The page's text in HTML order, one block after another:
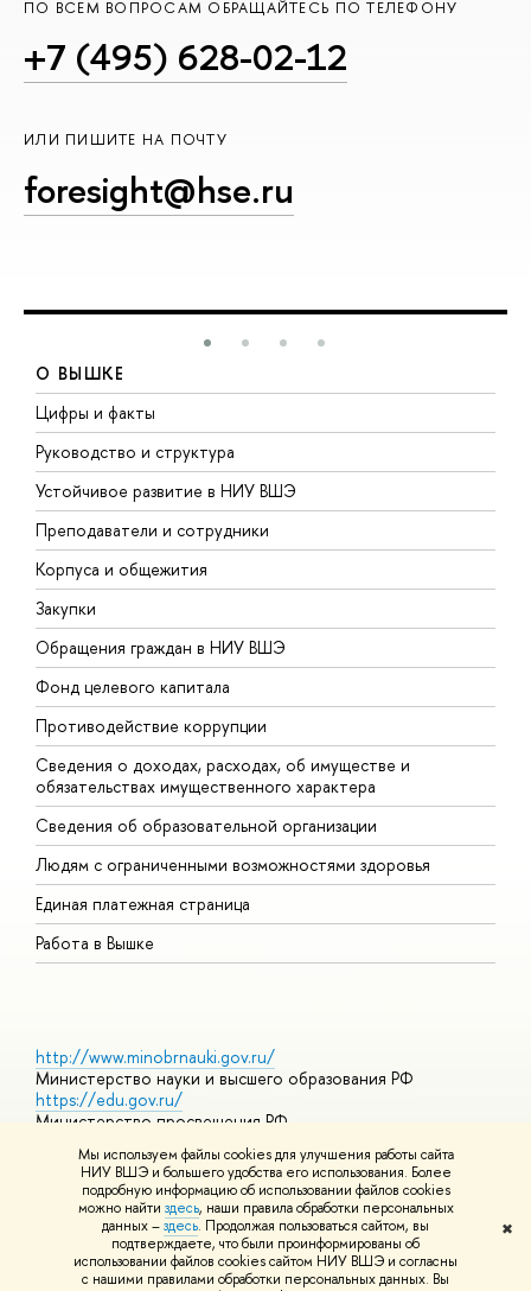
Мы используем файлы cookies для улучшения работы сайта
НИУ ВШЭ и большего удобства его использования. Более
подробную информацию об использовании файлов cookies
можно найти здесь, наши правила обработки персональных
данных –здесь. Продолжая пользоваться сайтом, вы
подтверждаете, что были проинформированы об
использовании файлов cookies сайтом НИУ ВШЭ и согласны
с нашими правилами обработки персональных данных. Вы
✖
ПО ВСЕМ ВОПРОСАМ ОБРАЩАЙТЕСЬ ПО ТЕЛЕФОНУ
+7 (495) 628-02-12
ИЛИ ПИШИТЕ НА ПОЧТУ
foresight@hse.ru
О ВЫШКЕ
Цифры и факты
Руководство и структура
Устойчивое развитие в НИУ ВШЭ
Преподаватели и сотрудники
Корпуса и общежития
Закупки
Обращения граждан в НИУ ВШЭ
Фонд целевого капитала
Противодействие коррупции
Сведения о доходах, расходах, об имуществе и
обязательствах имущественного характера
Сведения об образовательной организации
Людям с ограниченными возможностями здоровья
Единая платежная страница
Работа в Вышке
http://www.minobrnauki.gov.ru/
Министерство науки и высшего образования РФ
https://edu.gov.ru/
Министерство просвещения РФ
https://elearning.hse.ru/mooc
Массовые открытые онлайн-курсы
© НИУ ВШЭ 1993–2026 Адреса и контактыУсловия
использования материалов Политика конфиденциальности